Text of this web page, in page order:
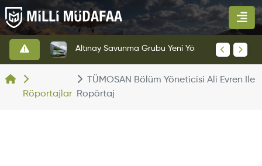
Röportajlar
TÜMOSAN Bölüm Yöneticisi Ali Evren Ile
Ropörtaj